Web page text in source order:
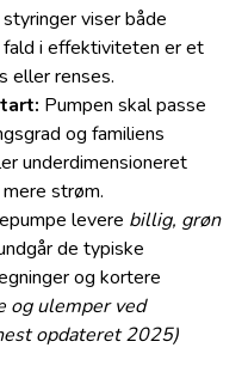
viser både
i effektiviteten er et
eller renses.
Pumpen skal passe
og familiens
underdimensioneret
strøm.
levere billig, grøn
de typiske
og kortere
og ulemper ved
opdateret 2025)